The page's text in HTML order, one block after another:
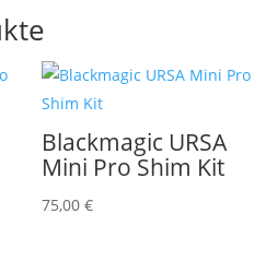
Blackmagic URSA
Mini Pro Shim Kit
75,00 €